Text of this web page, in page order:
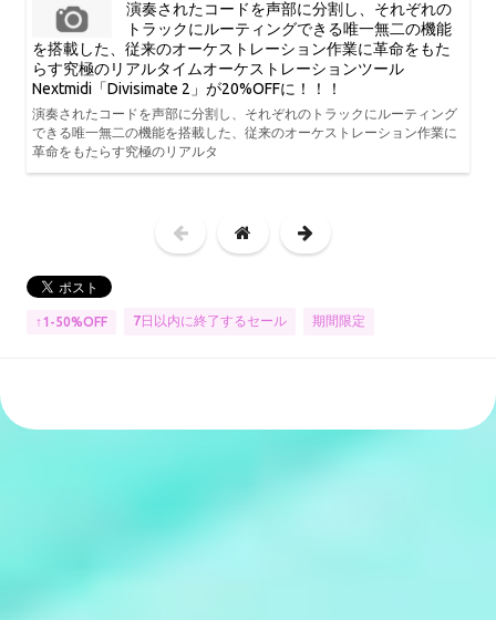
演奏されたコードを声部に分割し、それぞれの
トラックにルーティングできる唯一無二の機能
を搭載した、従来のオーケストレーション作業に革命をもた
らす究極のリアルタイムオーケストレーションツール
Nextmidi「Divisimate 2」が20%OFFに！！！
演奏されたコードを声部に分割し、それぞれのトラックにルーティング
できる唯一無二の機能を搭載した、従来のオーケストレーション作業に
革命をもたらす究極のリアルタ
↑1-50%OFF 7日以内に終了するセール 期間限定